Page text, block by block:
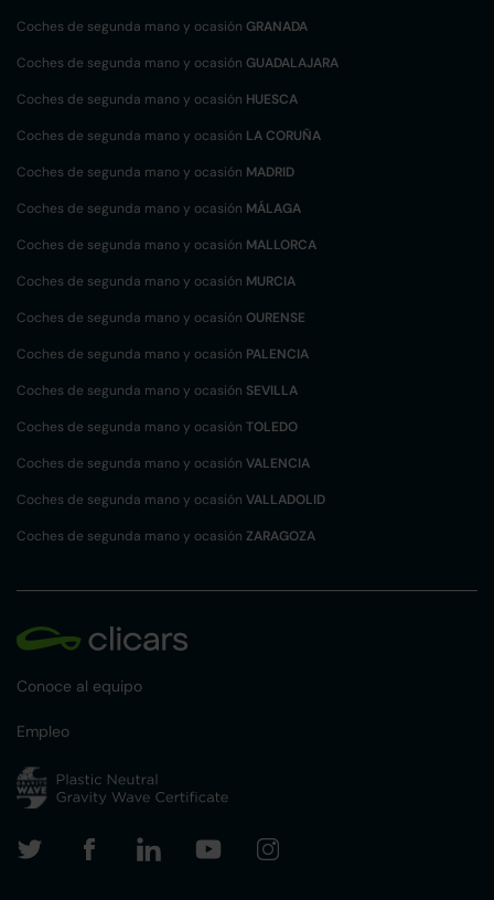
Coches de segunda mano y ocasión GRANADA
Coches de segunda mano y ocasión GUADALAJARA
Coches de segunda mano y ocasión HUESCA
Coches de segunda mano y ocasión LA CORUÑA
Coches de segunda mano y ocasión MADRID
Coches de segunda mano y ocasión MÁLAGA
Coches de segunda mano y ocasión MALLORCA
Coches de segunda mano y ocasión MURCIA
Coches de segunda mano y ocasión OURENSE
Coches de segunda mano y ocasión PALENCIA
Coches de segunda mano y ocasión SEVILLA
Coches de segunda mano y ocasión TOLEDO
Coches de segunda mano y ocasión VALENCIA
Coches de segunda mano y ocasión VALLADOLID
Coches de segunda mano y ocasión ZARAGOZA
Conoce al equipo
Empleo